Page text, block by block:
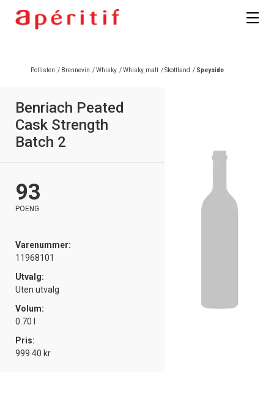
Pollisten / Brennevin /Whisky /Whisky, malt /Skottland / Speyside
Benriach Peated
Cask Strength
Batch 2
93
POENG
Varenummer:
11968101
Utvalg:
Uten utvalg
Volum:
0.70 l
Pris:
999.40 kr